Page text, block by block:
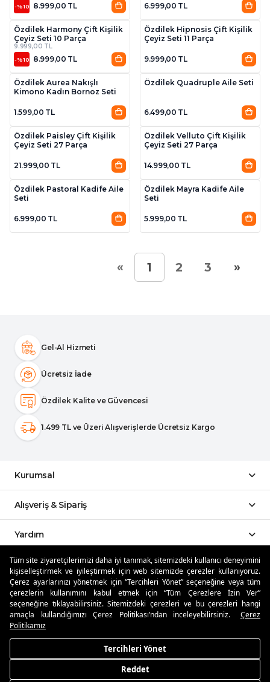
Tüm site ziyaretçilerimizi daha iyi tanımak, sitemizdeki kullanıcı deneyimini
kişiselleştirmek ve iyileştirmek için web sitemizde çerezler kullanıyoruz.
Çerez ayarlarınızı yönetmek için “Tercihleri Yönet” seçeneğine veya tüm
çerezlerin kullanımını kabul etmek için “Tüm Çerezlere İzin Ver”
seçeneğine tıklayabilirsiniz. Sitemizdeki çerezleri ve bu çerezleri hangi
amaçla kullandığımızı Çerez Politikası’ndan inceleyebilirsiniz.
Çerez
Politikamız
Tercihleri Yönet
Reddet
-%10 8.999,00 TL 6.999,00 TL
3
Özdilek Harmony Çift Kişilik
Çeyiz Seti 10 Parça
9.999,00 TL
-%10 8.999,00 TL
3
Özdilek Hipnosis Çift Kişilik
Çeyiz Seti 11 Parça
9.999,00 TL
Özdilek Aurea Nakışlı
Kimono Kadın Bornoz Seti
1.599,00 TL
3
Özdilek Quadruple Aile Seti
6.499,00 TL
3
Özdilek Paisley Çift Kişilik
Çeyiz Seti 27 Parça
21.999,00 TL
2
Özdilek Velluto Çift Kişilik
Çeyiz Seti 27 Parça
14.999,00 TL
4
Özdilek Pastoral Kadife Aile
Seti
6.999,00 TL
3
Özdilek Mayra Kadife Aile
Seti
5.999,00 TL
« 1 2 3 »
Gel-Al Hizmeti
Ücretsiz İade
Özdilek Kalite ve Güvencesi
1.499 TL ve Üzeri Alışverişlerde Ücretsiz Kargo
Kurumsal
Alışveriş & Sipariş
Yardım
Sosyal Medya
Mobil Uygulamalar
Özdilekteyim'de Taksit Avantajları